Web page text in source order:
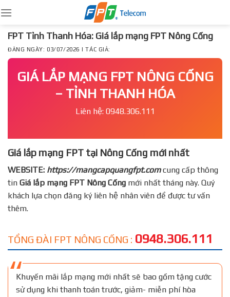
to
content
FPT Tỉnh Thanh Hóa: Giá lắp mạng FPT Nông Cống
ĐĂNG NGÀY: 03/07/2026 | TÁC GIẢ:
GIÁ LẮP MẠNG FPT NÔNG CỐNG
– TỈNH THANH HÓA
Liên hệ: 0948.306.111
Giá lắp mạng FPT tại Nông Cống mới nhất
WEBSITE: https://mangcapquangfpt.comcung cấp thông
tin Giá lắp mạng FPT Nông Cống mới nhất tháng này. Quý
khách lựa chọn đăng ký liên hệ nhân viên để được tư vấn
thêm.
TỔNG ĐÀI FPT NÔNG CỐNG : 0948.306.111
Khuyến mãi lắp mạng mới nhất sẽ bao gồm tặng cước
sử dụng khi thanh toán trước, giảm- miễn phí hòa